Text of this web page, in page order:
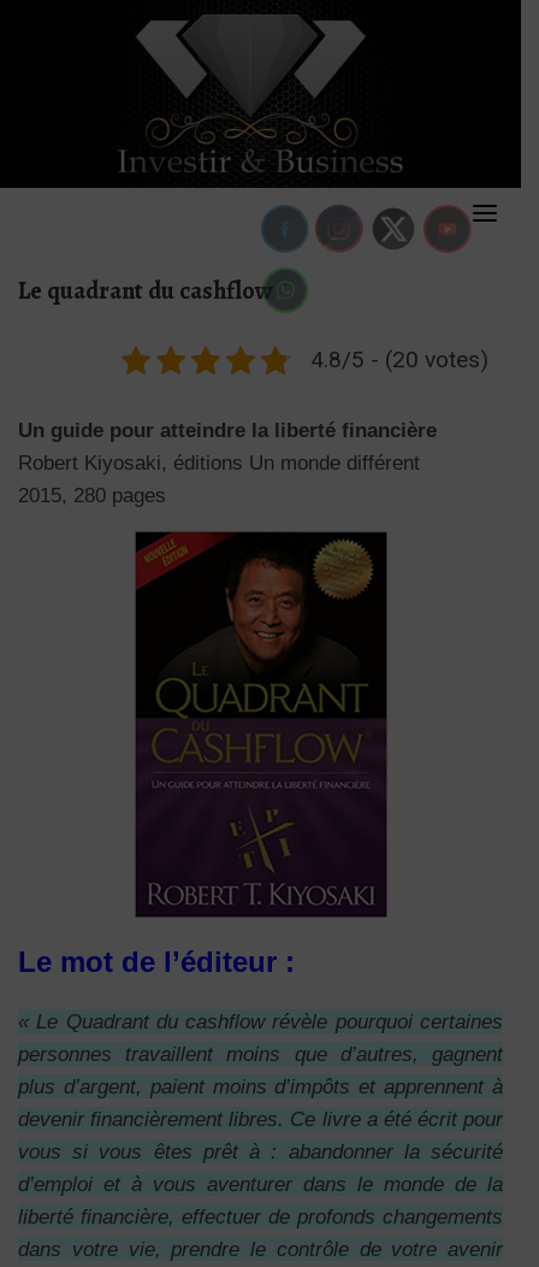
Le quadrant du cashflow
4.8/5 - (20 votes)
Un guide pour atteindre la liberté financière
Robert Kiyosaki, éditions Un monde différent
2015, 280 pages
Le mot de l’éditeur :
« Le Quadrant du cashflow révèle pourquoi certaines
personnes travaillent moins que d’autres, gagnent
plus d’argent, paient moins d’impôts et apprennent à
devenir financièrement libres. Ce livre a été écrit pour
vous si vous êtes prêt à : abandonner la sécurité
d’emploi et à vous aventurer dans le monde de la
liberté financière, effectuer de profonds changements
dans votre vie, prendre le contrôle de votre avenir